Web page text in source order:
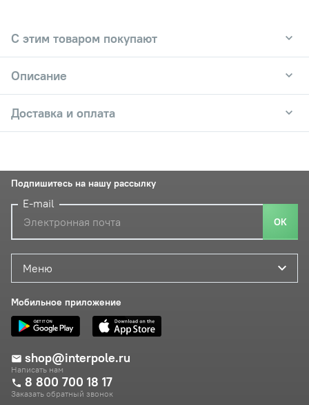
С этим товаром покупают
Описание
Доставка и оплата
Меню
Мобильное приложение
shop@interpole.ru
Написать нам
8 800 700 18 17
Заказать обратный звонок
Подпишитесь на нашу рассылку
E-mail
ОК